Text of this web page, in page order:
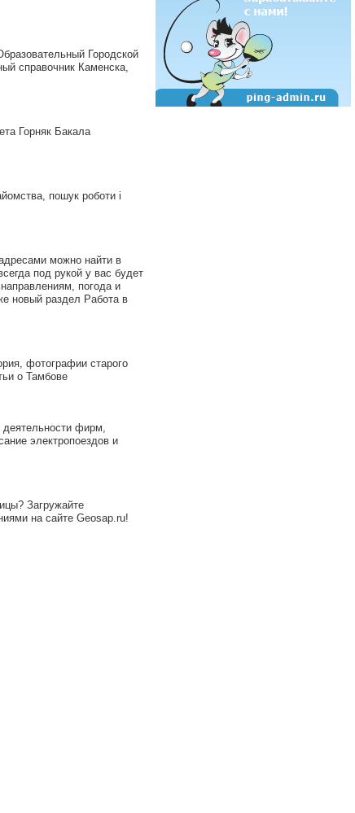
Городской
справочник Каменска,
Горняк Бакала
пошук роботи і
можно найти в
под рукой у вас будет
погода и
новый раздел Работа в
фотографии старого
о Тамбове
фирм,
электропоездов и
Загружайте
на сайте Geosap.ru!